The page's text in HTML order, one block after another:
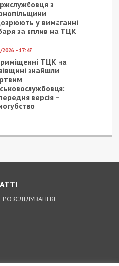
з
у вимаганні
за вплив на ТЦК
2026 - 17:47
ТЦК на
знайшли
версія –
РОЗСЛІДУВАННЯ